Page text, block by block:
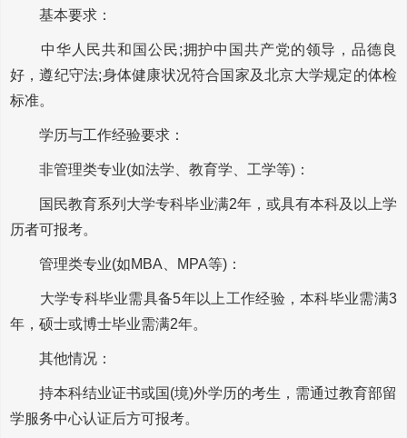
基本要求：
中华人民共和国公民;拥护中国共产党的领导，品德良
好，遵纪守法;身体健康状况符合国家及北京大学规定的体检
标准。
学历与工作经验要求：
非管理类专业(如法学、教育学、工学等)：
国民教育系列大学专科毕业满2年，或具有本科及以上学
历者可报考。
管理类专业(如MBA、MPA等)：
大学专科毕业需具备5年以上工作经验，本科毕业需满3
年，硕士或博士毕业需满2年。
其他情况：
持本科结业证书或国(境)外学历的考生，需通过教育部留
学服务中心认证后方可报考。